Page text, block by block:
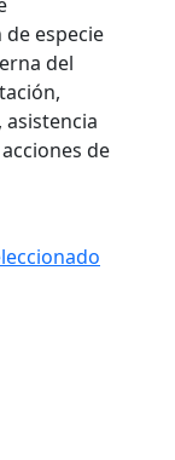
especie
del
de